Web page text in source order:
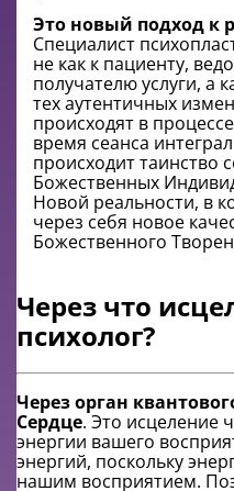
Это новый подход к
Специалист
не как к пациенту,
получателю услуги, а
тех аутентичных
происходят в
время сеанса
происходит таинство
Божественных
Новой реальности, в
через себя новое
Божественного
Через что
психолог?
Через орган
Сердце. Это исцеление
энергии вашего
энергий, поскольку
нашим восприятием.